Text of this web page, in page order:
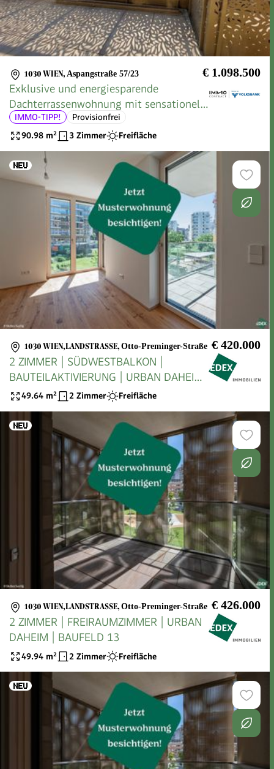
1030 WIEN, Aspangstraße 57/23 € 1.098.500
Exklusive und energiesparende
Dachterrassenwohnung mit sensationell
hohen Decken!
IMMO-TIPP!
Provisionfrei
90.98 m² 3 Zimmer Freifläche
1030 WIEN,LANDSTRASSE , Otto-Preminger-Straße € 420.000
2 ZIMMER | SÜDWESTBALKON |
BAUTEILAKTIVIERUNG | URBAN DAHEIM
| BAUFELD 13
49.64 m² 2 Zimmer Freifläche
1030 WIEN,LANDSTRASSE , Otto-Preminger-Straße € 426.000
2 ZIMMER | FREIRAUMZIMMER | URBAN
DAHEIM | BAUFELD 13
49.94 m² 2 Zimmer Freifläche